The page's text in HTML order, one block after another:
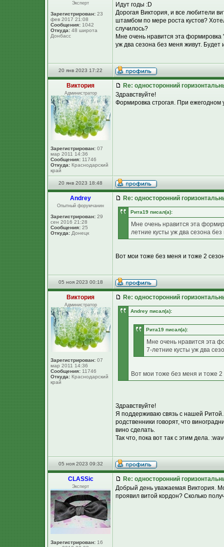
Эксперт
Зарегистрирован: 23
фев 2017 21:08
Сообщения: 1042
Откуда: 48 широта
Донбасс
Идут годы :D
Дорогая Виктория, и все любители
штамбом по мере роста кустов?
случилось?
Мне очень нравится эта формировка
уж два сезона без меня живут.
20 янв 2023 17:22
Виктория
Администратор
Зарегистрирован: 07
мар 2011 14:36
Сообщения: 11746
Откуда: Краснодарский
край
Re: односторонний
Здравствуйте!
Формировка строгая. При ежегодном
20 янв 2023 18:48
Andrey
Опытный форумчанин
Зарегистрирован: 29
сен 2016 21:28
Сообщения: 25
Откуда: Донецк
Re: односторонний
Рита19 писал(а):
Мне очень нравится эта
летние кусты уж два сезона
Вот мои тоже без меня и тоже 2
05 ноя 2023 00:18
Виктория
Администратор
Зарегистрирован: 07
мар 2011 14:36
Сообщения: 11746
Откуда: Краснодарский
край
Re: односторонний
Andrey писал(а):
Рита19 писал(а):
Мне очень нравится эта
7-летние кусты уж два
Вот мои тоже без меня и тоже 2
Здравствуйте!
Я поддерживаю связь с нашей
родственники говорят, что
вино сделать.
Так что, пока вот так с этим дела.
05 ноя 2023 09:32
CLASSic
Эксперт
Зарегистрирован: 16
Re: односторонний
Добрый день уважаемая Виктория.
проявил витой кордон? Сколько